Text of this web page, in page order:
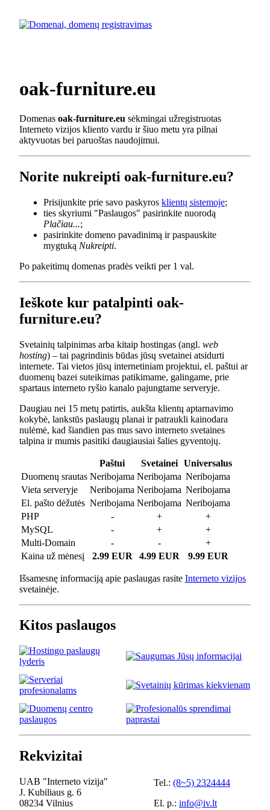
oak-furniture.eu
Domenas oak-furniture.eu sėkmingai užregistruotas
Interneto vizijos kliento vardu ir šiuo metu yra pilnai
aktyvuotas bei paruoštas naudojimui.
Norite nukreipti oak-furniture.eu?
Prisijunkite prie savo paskyros klientų sistemoje;
ties skyriumi "Paslaugos" pasirinkite nuorodą
Plačiau...;
pasirinkite domeno pavadinimą ir paspauskite
mygtuką Nukreipti.
Po pakeitimų domenas pradės veikti per 1 val.
Ieškote kur patalpinti oak-
furniture.eu?
Svetainių talpinimas arba kitaip hostingas (angl. web
hosting) – tai pagrindinis būdas jūsų svetainei atsidurti
internete. Tai vietos jūsų internetiniam projektui, el. paštui ar
duomenų bazei suteikimas patikimame, galingame, prie
spartaus interneto ryšio kanalo pajungtame serveryje.
Daugiau nei 15 metų patirtis, aukšta klientų aptarnavimo
kokybė, lankstūs paslaugų planai ir patraukli kainodara
nulėmė, kad šiandien pas mus savo interneto svetaines
talpina ir mumis pasitiki daugiausiai šalies gyventojų.
Paštui Svetainei
Universalus
Duomenų srautas Neribojama Neribojama Neribojama
Vieta serveryje
Neribojama Neribojama Neribojama
El. pašto dėžutės Neribojama Neribojama Neribojama
PHP
- +
+
MySQL
- +
+
Multi-Domain
- -
+
Kaina už mėnesį
2.99 EUR 4.99 EUR 9.99 EUR
Išsamesnę informaciją apie paslaugas rasite Interneto vizijos
svetainėje.
Kitos paslaugos
Rekvizitai
UAB "Interneto vizija"
J. Kubiliaus g. 6
08234 Vilnius
Tel.: (8~5) 2324444
El. p.: info@iv.lt